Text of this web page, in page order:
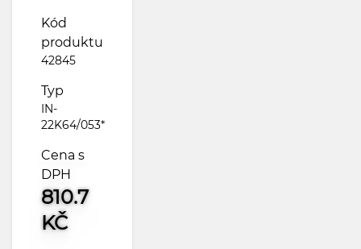
Kód
produktu
42845
Typ
IN-
22K64/053*
Cena s
DPH
810.7
KČ